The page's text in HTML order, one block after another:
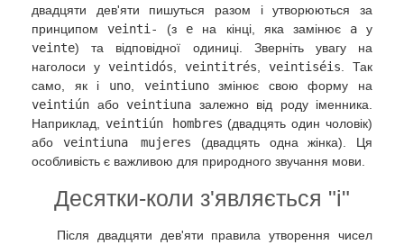
двадцяти дев'яти пишуться разом і утворюються за
принципомveinti- (з e на кінці, яка замінює aу
veinte) та відповідної одиниці. Зверніть увагу на
наголоси у veintidós, veintitrés, veintiséis. Так
само, як і uno, veintiunoзмінює свою форму на
veintiún або veintiuna залежно від роду іменника.
Наприклад, veintiún hombres (двадцять один чоловік)
або veintiuna mujeres (двадцять одна жінка). Ця
особливість є важливою для природного звучання мови.
Десятки-коли з'являється "і"
Після двадцяти дев'яти правила утворення чисел